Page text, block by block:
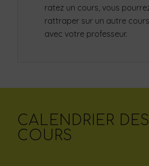
ratez un cours, vous
rattraper sur un autre
avec votre professeur.
CALENDRIER DES
COURS